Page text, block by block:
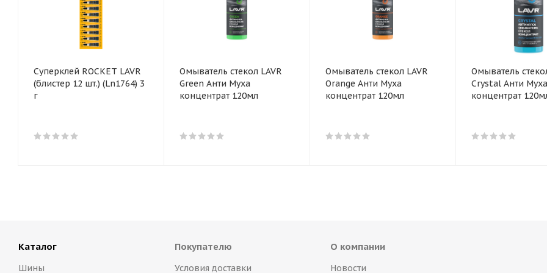
Суперклей ROCKET LAVR
(блистер 12 шт.) (Ln1764) 3
г
Омыватель стекол LAVR
Green Анти Муха
концентрат 120мл
Омыватель стекол LAVR
Orange Анти Муха
концентрат 120мл
Омыватель
Crystal Анти Муха
концентрат
Каталог
Шины
Покупателю
Условия доставки
О компании
Новости